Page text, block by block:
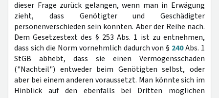
dieser Frage zurück gelangen, wenn man in Erwägung
zieht, dass Genötigter und Geschädigter
personenverschieden sein könnten. Aber der Reihe nach.
Dem Gesetzestext des § 253 Abs. 1 ist zu entnehmen,
dass sich die Norm vornehmlich dadurch von § 240Abs. 1
StGB abhebt, dass sie einen Vermögensschaden
("Nachteil") entweder beim Genötigten selbst, oder
aber bei einem anderen voraussetzt. Man könnte sich im
Hinblick auf den ebenfalls bei Dritten möglichen